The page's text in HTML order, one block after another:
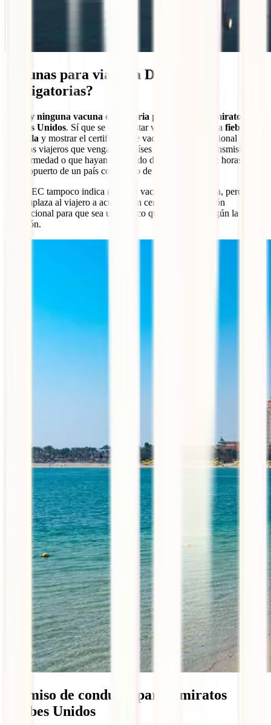
Vacunas para viajar a Dubái,
¿obligatorias?
No hay ninguna vacuna obligatoria para viajar a Emiratos
Árabes Unidos. Sí que se exige estar vacunado contra la fiebre
amarilla y mostrar el certificado de vacunación internacional a
aquellos viajeros que vengan de países con riesgo de transmisión de
la enfermedad o que hayan transitado durante más de 12 horas por
un aeropuerto de un país con riesgo de transmisión.
El MAEC tampoco indica ninguna vacuna recomendada, pero sí
que emplaza al viajero a acudir a un centro de vacunación
internacional para que sea un médico quien aconseje según la
situación.
Permiso de conducir para Emiratos
Árabes Unidos